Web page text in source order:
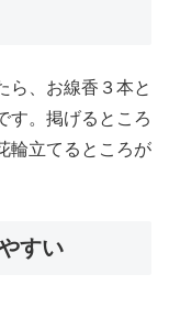
ら、お線香３本と
す。掲げるところ
輪立てるところが
すい